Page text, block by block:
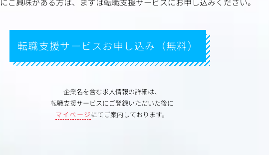
転職支援サービスお申し込み（無料）
企業名を含む求人情報の詳細は、
転職支援サービスにご登録いただいた後に
マイページにてご案内しております。